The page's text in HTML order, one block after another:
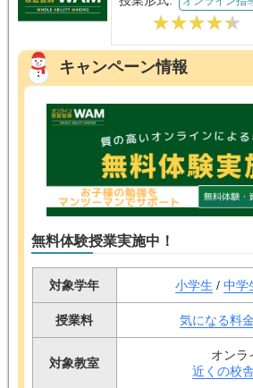
キャンペーン情報
無料体験授業実施中！
対象学年 小学生 / 中学
授業料 気になる料
対象教室
オンラ
近くの校